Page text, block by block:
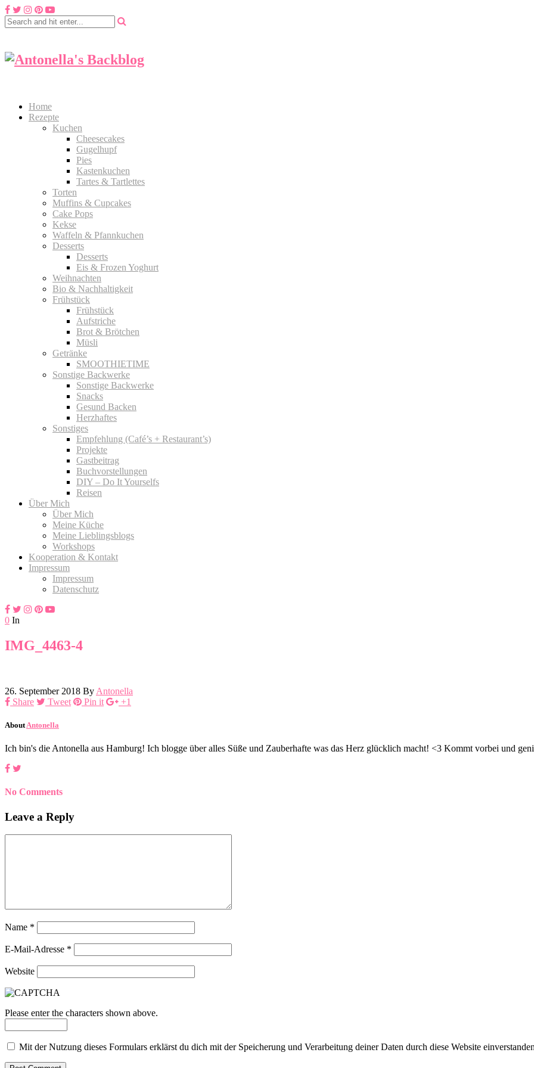
Home
Rezepte
Kuchen
Cheesecakes
Gugelhupf
Pies
Kastenkuchen
Tartes & Tartlettes
Torten
Muffins & Cupcakes
Cake Pops
Kekse
Waffeln & Pfannkuchen
Desserts
Desserts
Eis & Frozen Yoghurt
Weihnachten
Bio & Nachhaltigkeit
Frühstück
Frühstück
Aufstriche
Brot & Brötchen
Müsli
Getränke
SMOOTHIETIME
Sonstige Backwerke
Sonstige Backwerke
Snacks
Gesund Backen
Herzhaftes
Sonstiges
Empfehlung (Café’s + Restaurant’s)
Projekte
Gastbeitrag
Buchvorstellungen
DIY – Do It Yourselfs
Reisen
Über Mich
Über Mich
Meine Küche
Meine Lieblingsblogs
Workshops
Kooperation & Kontakt
Impressum
Impressum
Datenschutz
0 In
IMG_4463-4
26. September 2018 By Antonella
Share
Tweet Pin it +1
About Antonella
Ich bin's die Antonella aus Hamburg! Ich blogge über alles Süße und Zauberhafte was das Herz glücklich macht! <3 Kommt vorbei und
No Comments
Leave a Reply
Name *
E-Mail-Adresse *
Website
Please enter the characters shown above.
Mit der Nutzung dieses Formulars erklärst du dich mit der Speicherung und Verarbeitung deiner Daten durch diese Website